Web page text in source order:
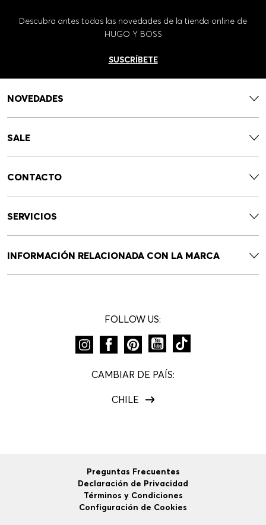
Descubra antes todas las novedades de la tienda online de
HUGO Y BOSS
SUSCRÍBETE
NOVEDADES
SALE
CONTACTO
SERVICIOS
INFORMACIÓN RELACIONADA CON LA MARCA
FOLLOW US:
CAMBIAR DE PAÍS:
CHILE
Preguntas Frecuentes
Declaración de Privacidad
Términos y Condiciones
Configuración de Cookies